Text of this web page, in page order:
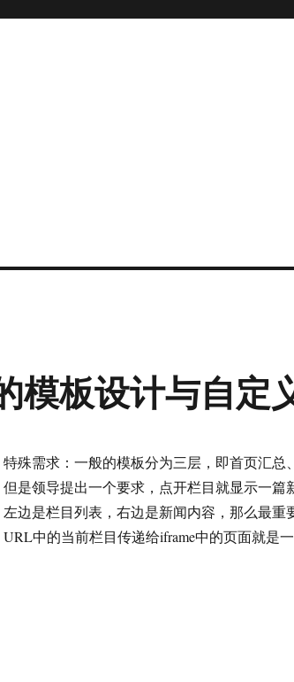
模板设计与自定
特殊需求：一般的模板分为三层，即首页汇总
但是领导提出一个要求，点开栏目就显示一篇
左边是栏目列表，右边是新闻内容，那么最
URL中的当前栏目传递给iframe中的页面就是